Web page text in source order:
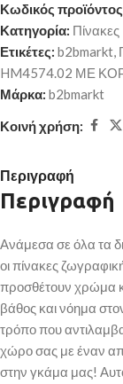
Κωδικός
Κατηγορία: Πίνακες
Ετικέτες: b2bmarkt,
HM4574.02 ΜΕ
Μάρκα: b2bmarkt
Κοινή χρήση:
Περιγραφή
Περιγραφή
Ανάμεσα σε όλα τα
οι πίνακες
προσθέτουν χρώμα
βάθος και νόημα
τρόπο που
χώρο σας με έναν
στην γκάμα μας!